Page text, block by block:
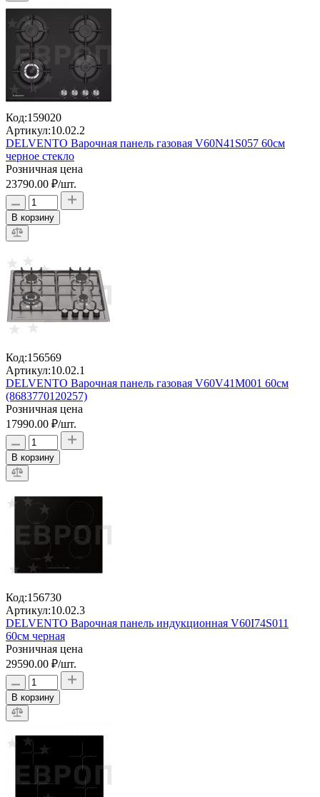
Код:159020
Артикул:10.02.2
DELVENTO Варочная панель газовая V60N41S057 60см
черное стекло
Розничная цена
23790.00 ₽/шт.
В корзину
Код:156569
Артикул:10.02.1
DELVENTO Варочная панель газовая V60V41M001 60см
(8683770120257)
Розничная цена
17990.00 ₽/шт.
В корзину
Код:156730
Артикул:10.02.3
DELVENTO Варочная панель индукционная V60I74S011
60см черная
Розничная цена
29590.00 ₽/шт.
В корзину